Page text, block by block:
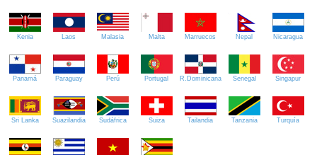
Kenia Laos Malasia Malta Marruecos Nepal Nicaragua
Panamá Paraguay Perú Portugal R.Dominicana Senegal Singapur
Sri Lanka Suazilandia Sudáfrica Suiza Tailandia Tanzania Turquía